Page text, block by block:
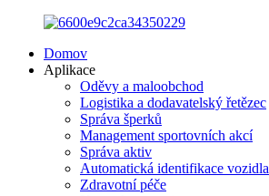
Domov
Aplikace
Oděvy a maloobchod
Logistika a dodavatelský řetězec
Správa šperků
Management sportovních akcí
Správa aktiv
Automatická identifikace vozidla
Zdravotní péče